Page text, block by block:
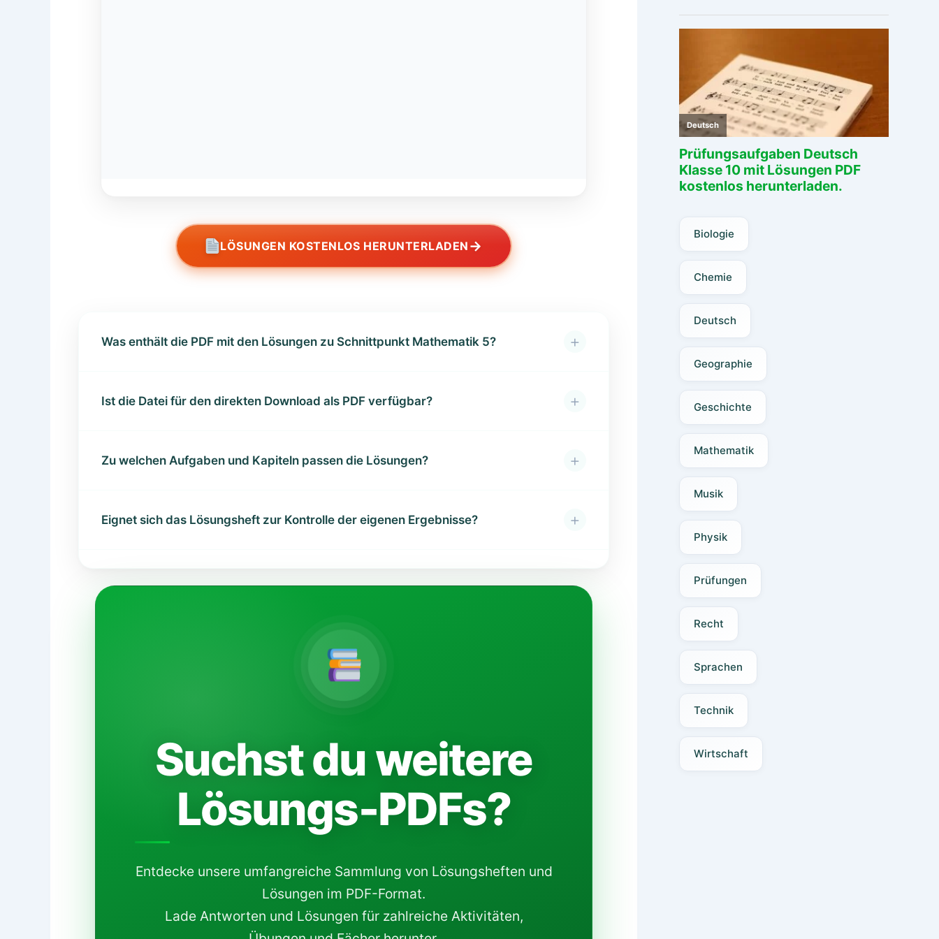
LÖSUNGEN KOSTENLOS HERUNTERLADEN →
Was enthält die PDF mit den Lösungen zu Schnittpunkt Mathematik 5? +
Ist die Datei für den direkten Download als PDF verfügbar? +
Zu welchen Aufgaben und Kapiteln passen die Lösungen? +
Eignet sich das Lösungsheft zur Kontrolle der eigenen Ergebnisse? +
Suchst du weitere
Lösungs-PDFs?
Entdecke unsere umfangreiche Sammlung von Lösungsheften und
Lösungen im PDF-Format.
Lade Antworten und Lösungen für zahlreiche Aktivitäten,
Biologie
Chemie
Deutsch
Geographie
Geschichte
Mathematik
Musik
Physik
Prüfungen
Recht
Sprachen
Technik
Wirtschaft